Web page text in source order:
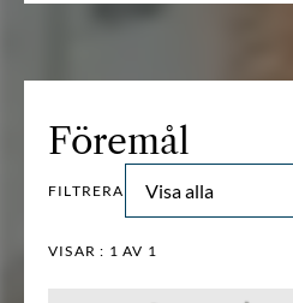
Föremål
FILTRERA Visa alla
VISAR : 1 AV 1